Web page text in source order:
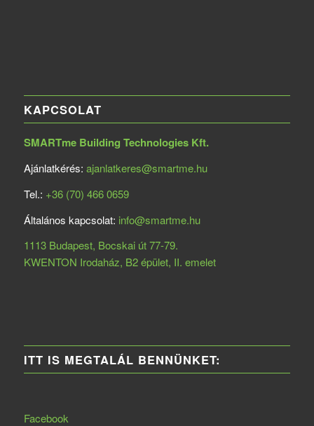
KAPCSOLAT
SMARTme Building Technologies Kft.
Ajánlatkérés: ajanlatkeres@smartme.hu
Tel.: +36 (70) 466 0659
Általános kapcsolat: info@smartme.hu
1113 Budapest, Bocskai út 77-79.
KWENTON Irodaház, B2 épület, II. emelet
ITT IS MEGTALÁL BENNÜNKET:
Facebook